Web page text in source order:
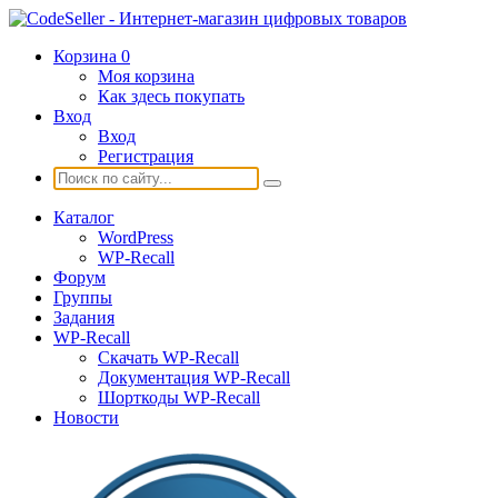
Корзина 0
Моя корзина
Как здесь покупать
Вход
Вход
Регистрация
Каталог
WordPress
WP-Recall
Форум
Группы
Задания
WP-Recall
Скачать WP-Recall
Документация WP-Recall
Шорткоды WP-Recall
Новости